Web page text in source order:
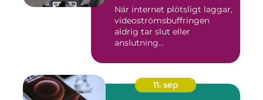
När internet plötsligt laggar,
videoströmsbuffringen
aldrig tar slut eller
anslutning...
11. sep